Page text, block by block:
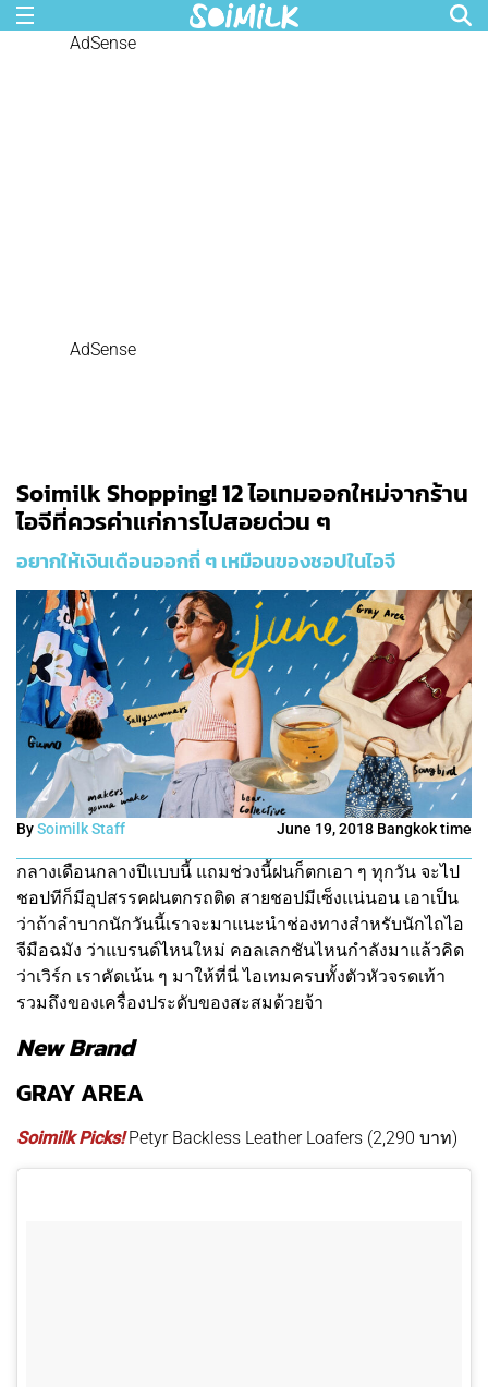
AdSense
AdSense
Soimilk Shopping! 12 ไอเทมออกใหม่จากร้าน
ไอจีที่ควรค่าแก่การไปสอยด่วน ๆ
อยากให้เงินเดือนออกถี่ ๆ เหมือนของชอปในไอจี
BySoimilk Staff June 19, 2018 Bangkok time
กลางเดือนกลางปีแบบนี้ แถมช่วงนี้ฝนก็ตกเอา ๆ ทุกวัน จะไป
ชอปทีก็มีอุปสรรคฝนตกรถติด สายชอปมีเซ็งแน่นอน เอาเป็น
ว่าถ้าลำบากนักวันนี้เราจะมาแนะนำช่องทางสำหรับนักไถไอ
จีมือฉมัง ว่าแบรนด์ไหนใหม่ คอลเลกชันไหนกำลังมาแล้วคิด
ว่าเวิร์ก เราคัดเน้น ๆ มาให้ที่นี่ ไอเทมครบทั้งตัวหัวจรดเท้า
รวมถึงของเครื่องประดับของสะสมด้วยจ้า
New Brand
GRAY AREA
Soimilk Picks!Petyr Backless Leather Loafers (2,290 บาท)